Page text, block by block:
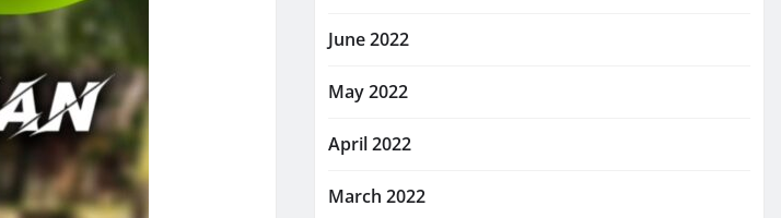
June 2022
May 2022
April 2022
March 2022